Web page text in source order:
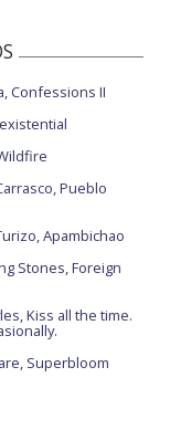
Confessions II
Pueblo
Apambichao
Stones, Foreign
Kiss all the time.
Superbloom